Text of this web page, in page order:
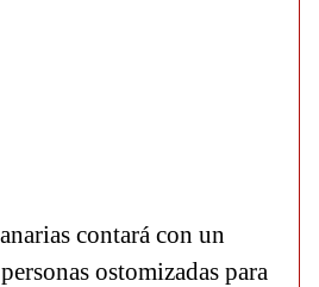
contará con un
ostomizadas para